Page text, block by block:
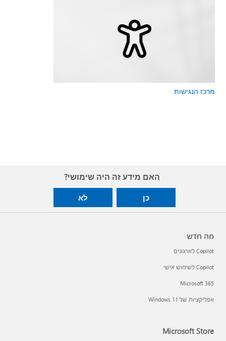
מרכז הנגישות
האם מידע זה היה שימושי?
כן לא
מה חדש
Copilot לארגונים
Copilot לשימוש אישי
Microsoft 365
אפליקציות של Windows 11‏
Microsoft Store